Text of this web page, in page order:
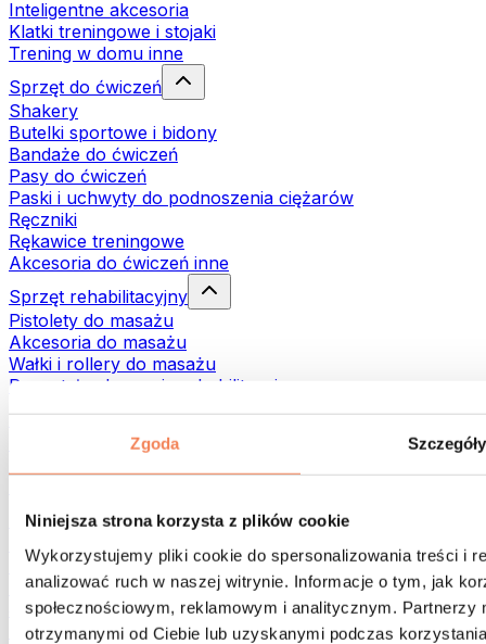
Zgoda Szczegóły
Niniejsza strona korzysta z plików cookie
Wykorzystujemy pliki cookie do spersonalizowania treści i
analizować ruch w naszej witrynie. Informacje o tym, jak
społecznościowym, reklamowym i analitycznym. Partnerzy
otrzymanymi od Ciebie lub uzyskanymi podczas
Inteligentne akcesoria
Klatki treningowe i stojaki
Trening w domu inne
Sprzęt do ćwiczeń
Shakery
Butelki sportowe i bidony
Bandaże do ćwiczeń
Pasy do ćwiczeń
Paski i uchwyty do podnoszenia ciężarów
Ręczniki
Rękawice treningowe
Akcesoria do ćwiczeń inne
Sprzęt rehabilitacyjny
Pistolety do masażu
Akcesoria do masażu
Wałki i rollery do masażu
Pozostałe akcesoria rehabilitacyjne
Torby i plecaki
Torby na żywność i akcesoria
Akcesoria dopasowane do aktywności
Bieganie
Sporty walki
Kolarstwo
Joga i pilates
Terapia zimnem